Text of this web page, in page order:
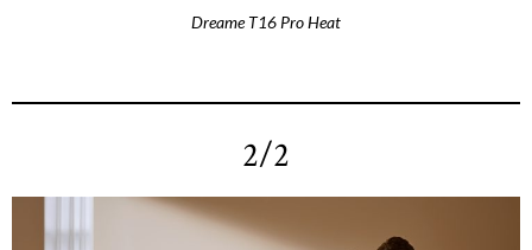
Dreame T16 Pro Heat
2/2